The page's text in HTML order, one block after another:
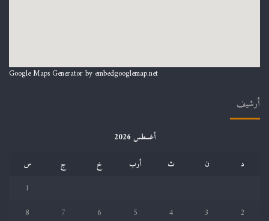
Google Maps Generator by embedgooglemap.net
أرشيف
أغسطس 2026
د
ن ث أرب خ ج
س
1
2
3
4
5
6
7
8